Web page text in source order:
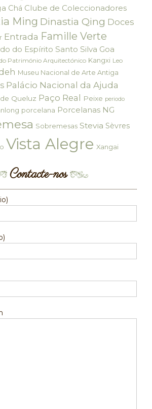
Chá Clube de Coleccionadores
Ming Dinastia Qing Doces
Entrada Famille Verte
do Espírito Santo Silva Goa
Património Arquitectónico Kangxi Leo
Museu Nacional de Arte Antiga
Palácio Nacional da Ajuda
Queluz Paço Real Peixe periodo
porcelana Porcelanas NG
Sobremesas Stevia Sèvres
Vista Alegre Xangai
Contacte-nos